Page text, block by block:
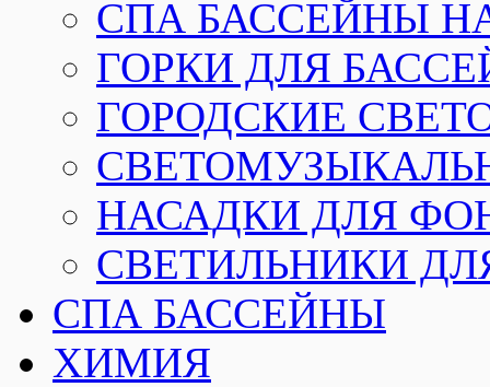
СПА БАССЕЙНЫ
ГОРКИ ДЛЯ
ГОРОДСКИЕ
НАСАДКИ ДЛЯ
СВЕТИЛЬНИКИ
СПА БАССЕЙНЫ
ХИМИЯ